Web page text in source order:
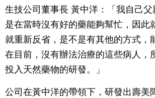
生技公司董事長 黃中洋：「我自己父
是在當時沒有好的藥能夠幫忙，因此
就重新反省，是不是有其他的方式，
在目前，沒有辦法治療的這些病人，
投入天然藥物的研發。」
公司在黃中洋的帶領下，研發出壽美